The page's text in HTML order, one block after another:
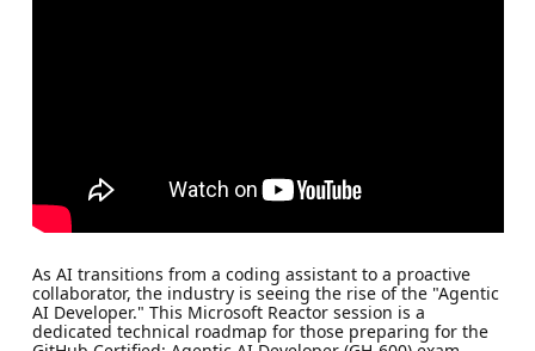
As AI transitions from a coding assistant to a proactive
collaborator, the industry is seeing the rise of the "Agentic
AI Developer." This Microsoft Reactor session is a
dedicated technical roadmap for those preparing for the